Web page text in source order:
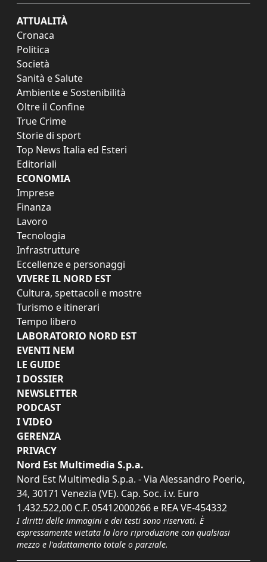
ATTUALITÀ
Cronaca
Politica
Società
Sanità e Salute
Ambiente e Sostenibilità
Oltre il Confine
True Crime
Storie di sport
Top News Italia ed Esteri
Editoriali
ECONOMIA
Imprese
Finanza
Lavoro
Tecnologia
Infrastrutture
Eccellenze e personaggi
VIVERE IL NORD EST
Cultura, spettacoli e mostre
Turismo e itinerari
Tempo libero
LABORATORIO NORD EST
EVENTI NEM
LE GUIDE
I DOSSIER
NEWSLETTER
PODCAST
I VIDEO
GERENZA
PRIVACY
Nord Est Multimedia S.p.a.
Nord Est Multimedia S.p.a. - Via Alessandro Poerio,
34, 30171 Venezia (VE). Cap. Soc. i.v. Euro
1.432.522,00 C.F. 05412000266 e REA VE-454332
I diritti delle immagini e dei testi sono riservati. È
espressamente vietata la loro riproduzione con qualsiasi
mezzo e l'adattamento totale o parziale.